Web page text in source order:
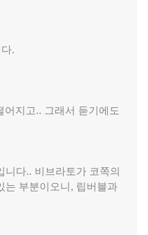
.
지고.. 그래서 듣기에도
다.. 비브라토가 코쪽의
는 부분이오니, 립버블과